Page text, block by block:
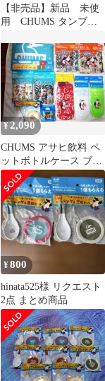
【非売品】新品 未使
用 CHUMS タンブラ
トルカバー
¥2,090
CHUMS アサヒ飲料 ペ
ットボトルケース ブラ
ンケット クロス ノベ
ルティ
¥800
hinata525様 リクエスト
2点 まとめ商品